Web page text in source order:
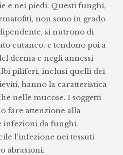
e nei piedi. Questi funghi,
non sono in grado
si nutrono di
cutaneo, e tendono poi a
derma e negli annessi
piliferi, inclusi quelli dei
hanno la caratteristica
nelle mucose. I soggetti
fare attenzione alla
infezioni da funghi.
l'infezione nei tessuti
abrasioni.